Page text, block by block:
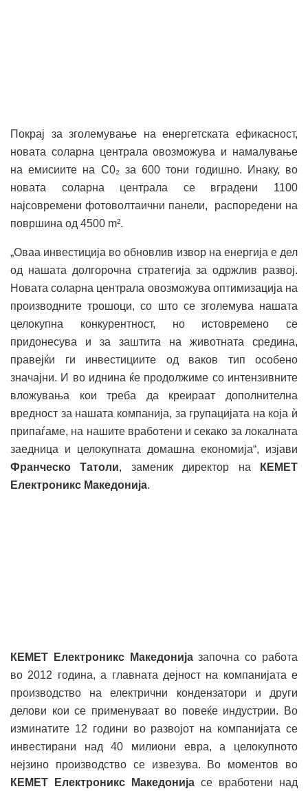
Покрај за зголемување на енергетската ефикасност,
новата соларна централа овозможува и намалување
на емисиите на C0₂ за 600 тони годишно. Инаку, во
новата соларна централа се вградени 1100
најсовремени фотоволтаични панели, распоредени на
површина од 4500 m².
„Оваа инвестиција во обновлив извор на енергија е дел
од нашата долгорочна стратегија за одржлив развој.
Новата соларна централа овозможува оптимизација на
производните трошоци, со што се зголемува нашата
целокупна конкурентност, но истовремено се
придонесува и за заштита на животната средина,
правејќи ги инвестициите од ваков тип особено
значајни. И во иднина ќе продолжиме со интензивните
вложувања кои треба да креираат дополнителна
вредност за нашата компанија, за групацијата на која ѝ
припаѓаме, на нашите вработени и секако за локалната
заедница и целокупната домашна економија“, изјави
Франческо Татоли, заменик директор на
КЕМЕТ
Електроникс Македонија.
КЕМЕТ Електроникс Македонијазапочна со работа
во 2012 година, а главната дејност на компанијата е
производство на електрични кондензатори и други
делови кои се применуваат во повеќе индустрии. Во
изминатите 12 години во развојот на компанијата се
инвестирани над 40 милиони евра, а целокупното
нејзино производство се извезува. Во моментов во
КЕМЕТ Електроникс Македонија се вработени над